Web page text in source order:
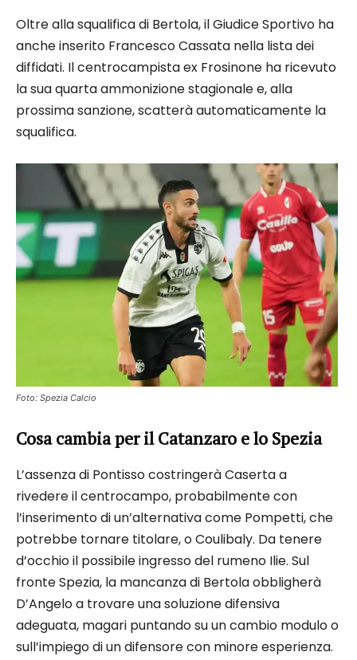
Oltre alla squalifica di Bertola, il Giudice Sportivo ha
anche inserito Francesco Cassata nella lista dei
diffidati. Il centrocampista ex Frosinone ha ricevuto
la sua quarta ammonizione stagionale e, alla
prossima sanzione, scatterà automaticamente la
squalifica.
Foto: Spezia Calcio
Cosa cambia per il Catanzaro e lo Spezia
L’assenza di Pontisso costringerà Caserta a
rivedere il centrocampo, probabilmente con
l’inserimento di un’alternativa come Pompetti, che
potrebbe tornare titolare, o Coulibaly. Da tenere
d’occhio il possibile ingresso del rumeno Ilie. Sul
fronte Spezia, la mancanza di Bertola obbligherà
D’Angelo a trovare una soluzione difensiva
adeguata, magari puntando su un cambio modulo o
sull’impiego di un difensore con minore esperienza.